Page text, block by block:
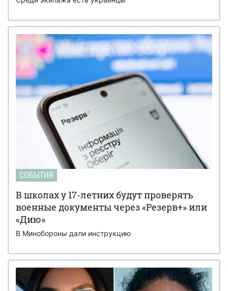
СОБЫТИЯ
В школах у 17-летних будут проверять
военные документы через «Резерв+» или
«Дию»
В Минобороны дали инструкцию